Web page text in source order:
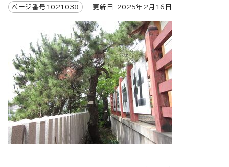
ページ番号 1021038 更新日 2025年2月 16 日